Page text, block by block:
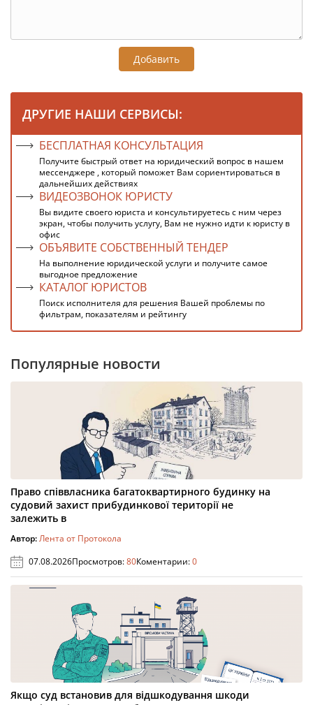
Добавить
ДРУГИЕ НАШИ СЕРВИСЫ:
БЕСПЛАТНАЯ КОНСУЛЬТАЦИЯ
Получите быстрый ответ на юридический вопрос в нашем
мессенджере , который поможет Вам сориентироваться в
дальнейших действиях
ВИДЕОЗВОНОК ЮРИСТУ
Вы видите своего юриста и консультируетесь с ним через
экран, чтобы получить услугу, Вам не нужно идти к юристу в
офис
ОБЪЯВИТЕ СОБСТВЕННЫЙ ТЕНДЕР
На выполнение юридической услуги и получите самое
выгодное предложение
КАТАЛОГ ЮРИСТОВ
Поиск исполнителя для решения Вашей проблемы по
фильтрам, показателям и рейтингу
Популярные новости
Право співвласника багатоквартирного будинку на
судовий захист прибудинкової території не
залежить в
Автор:Лента от Протокола
07.08.2026Просмотров:80Коментарии:0
Якщо суд встановив для відшкодування шкоди